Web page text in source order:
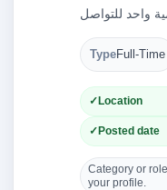
واحد للتواصل
TypeFull-Time
Location
Posted date
Category or
your profile.